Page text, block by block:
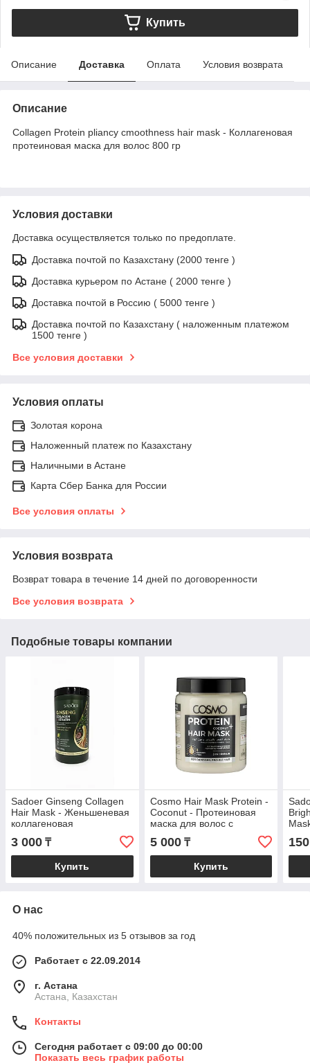
Купить
Описание Доставка Оплата Условия возврата
Описание
Collagen Protein pliancy cmoothness hair mask - Коллагеновая
протеиновая маска для волос 800 гр
Условия доставки
Доставка осуществляется только по предоплате.
Доставка почтой по Казахстану (2000 тенге )
Доставка курьером по Астане ( 2000 тенге )
Доставка почтой в Россию ( 5000 тенге )
Доставка почтой по Казахстану ( наложенным платежом
1500 тенге )
Все условия доставки
Условия оплаты
Золотая корона
Наложенный платеж по Казахстану
Наличными в Астане
Карта Сбер Банка для России
Все условия оплаты
Условия возврата
Возврат товара в течение 14 дней по договоренности
Все условия возврата
Подобные товары компании
Sadoer Ginseng Collagen
Hair Mask - Женьшеневая
коллагеновая
питательная маска для
разглаживания волос
1000гр
3 000 ₸
Купить
Cosmo Hair Mask Protein -
Coconut - Протеиновая
маска для волос с
кокосом 1000 мг
5 000₸
Купить
150
О нас
40% положительных из 5 отзывов за год
Работает с 22.09.2014
г. Астана
Астана, Казахстан
Контакты
Сегодня работает с 09:00 до 00:00
Показать весь график работы